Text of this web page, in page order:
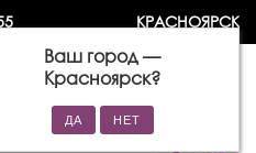
КРАСНОЯРСК
Ваш город —
Красноярск?
34 (бесплатно)